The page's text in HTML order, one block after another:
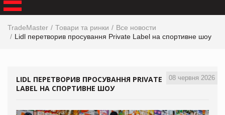
TradeMaster Товари та ринки
Все новости
Lidl перетворив просування Private Label на спортивне шоу
08 червня 2026
LIDL ПЕРЕТВОРИВ ПРОСУВАННЯ PRIVATE
LABEL НА СПОРТИВНЕ ШОУ